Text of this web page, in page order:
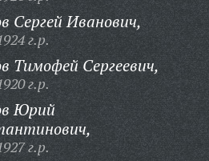
Сергей Иванович,
г.р.
Тимофей Сергеевич,
г.р.
Юрий
г.р.